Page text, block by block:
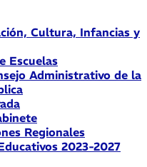
Cultura, Infancias y
Escuelas
Administrativo de la
Regionales
2023-2027